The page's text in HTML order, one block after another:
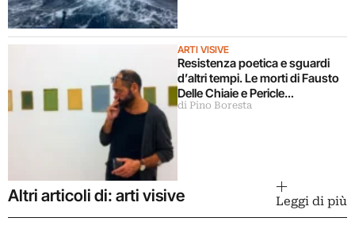
ARTI VISIVE
Resistenza poetica e sguardi
d’altri tempi. Le morti di Fausto
Delle Chiaie e Pericle
Guaglianone
di Pino Boresta
Altri articoli di: arti visive Leggi di più